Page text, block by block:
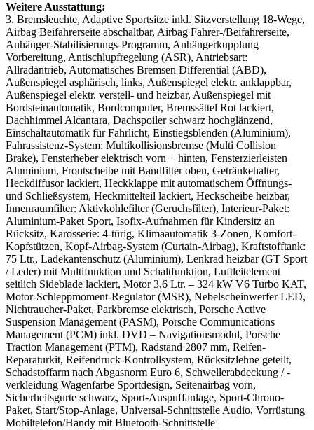
Weitere Ausstattung:
3. Bremsleuchte, Adaptive Sportsitze inkl. Sitzverstellung 18-Wege,
Airbag Beifahrerseite abschaltbar, Airbag Fahrer-/Beifahrerseite,
Anhänger-Stabilisierungs-Programm, Anhängerkupplung
Vorbereitung, Antischlupfregelung (ASR), Antriebsart:
Allradantrieb, Automatisches Bremsen Differential (ABD),
Außenspiegel asphärisch, links, Außenspiegel elektr. anklappbar,
Außenspiegel elektr. verstell- und heizbar, Außenspiegel mit
Bordsteinautomatik, Bordcomputer, Bremssättel Rot lackiert,
Dachhimmel Alcantara, Dachspoiler schwarz hochglänzend,
Einschaltautomatik für Fahrlicht, Einstiegsblenden (Aluminium),
Fahrassistenz-System: Multikollisionsbremse (Multi Collision
Brake), Fensterheber elektrisch vorn + hinten, Fensterzierleisten
Aluminium, Frontscheibe mit Bandfilter oben, Getränkehalter,
Heckdiffusor lackiert, Heckklappe mit automatischem Öffnungs-
und Schließsystem, Heckmittelteil lackiert, Heckscheibe heizbar,
Innenraumfilter: Aktivkohlefilter (Geruchsfilter), Interieur-Paket:
Aluminium-Paket Sport, Isofix-Aufnahmen für Kindersitz an
Rücksitz, Karosserie: 4-türig, Klimaautomatik 3-Zonen, Komfort-
Kopfstützen, Kopf-Airbag-System (Curtain-Airbag), Kraftstofftank:
75 Ltr., Ladekantenschutz (Aluminium), Lenkrad heizbar (GT Sport
/ Leder) mit Multifunktion und Schaltfunktion, Luftleitelement
seitlich Sideblade lackiert, Motor 3,6 Ltr. – 324 kW V6 Turbo KAT,
Motor-Schleppmoment-Regulator (MSR), Nebelscheinwerfer LED,
Nichtraucher-Paket, Parkbremse elektrisch, Porsche Active
Suspension Management (PASM), Porsche Communications
Management (PCM) inkl. DVD – Navigationsmodul, Porsche
Traction Management (PTM), Radstand 2807 mm, Reifen-
Reparaturkit, Reifendruck-Kontrollsystem, Rücksitzlehne geteilt,
Schadstoffarm nach Abgasnorm Euro 6, Schwellerabdeckung / -
verkleidung Wagenfarbe Sportdesign, Seitenairbag vorn,
Sicherheitsgurte schwarz, Sport-Auspuffanlage, Sport-Chrono-
Paket, Start/Stop-Anlage, Universal-Schnittstelle Audio, Vorrüstung
Mobiltelefon/Handy mit Bluetooth-Schnittstelle